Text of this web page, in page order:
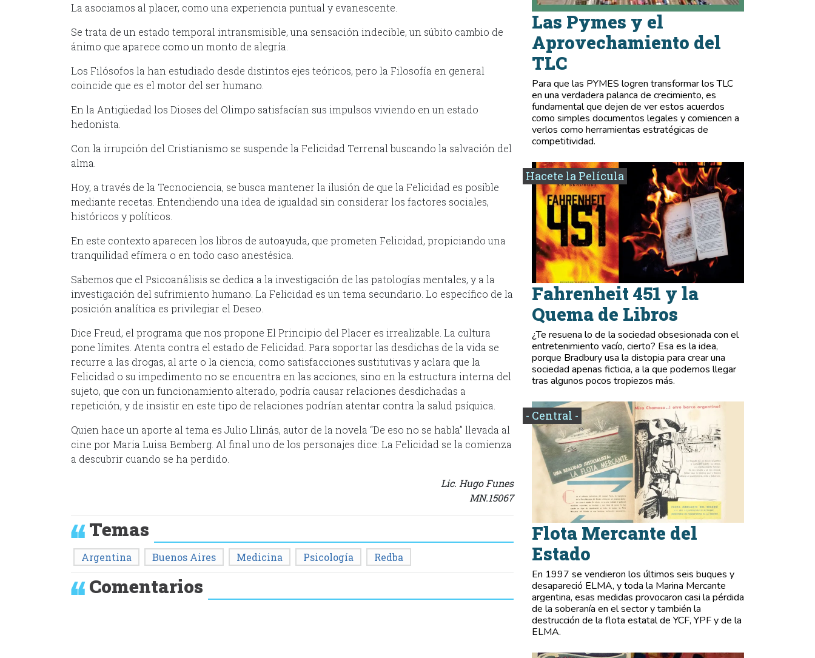
La asociamos al placer, como una experiencia puntual y evanescente.
Se trata de un estado temporal intransmisible, una sensación indecible, un súbito cambio de
ánimo que aparece como un monto de alegría.
Los Filósofos la han estudiado desde distintos ejes teóricos, pero la Filosofía en general
coincide que es el motor del ser humano.
En la Antigüedad los Dioses del Olimpo satisfacían sus impulsos viviendo en un estado
hedonista.
Con la irrupción del Cristianismo se suspende la Felicidad Terrenal buscando la salvación del
alma.
Hoy, a través de la Tecnociencia, se busca mantener la ilusión de que la Felicidad es posible
mediante recetas. Entendiendo una idea de igualdad sin considerar los factores sociales,
históricos y políticos.
En este contexto aparecen los libros de autoayuda, que prometen Felicidad, propiciando una
tranquilidad efímera o en todo caso anestésica.
Sabemos que el Psicoanálisis se dedica a la investigación de las patologías mentales, y a la
investigación del sufrimiento humano. La Felicidad es un tema secundario. Lo específico de la
posición analítica es privilegiar el Deseo.
Dice Freud, el programa que nos propone El Principio del Placer es irrealizable. La cultura
pone límites. Atenta contra el estado de Felicidad. Para soportar las desdichas de la vida se
recurre a las drogas, al arte o la ciencia, como satisfacciones sustitutivas y aclara que la
Felicidad o su impedimento no se encuentra en las acciones, sino en la estructura interna del
sujeto, que con un funcionamiento alterado, podría causar relaciones desdichadas a
repetición, y de insistir en este tipo de relaciones podrían atentar contra la salud psíquica.
Quien hace un aporte al tema es Julio Llinás, autor de la novela “De eso no se habla” llevada al
cine por Maria Luisa Bemberg. Al final uno de los personajes dice: La Felicidad se la comienza
a descubrir cuando se ha perdido.
Lic. Hugo Funes
MN.15067
Temas
Argentina Buenos Aires Medicina Psicología Redba
Comentarios
Las Pymes y el
Aprovechamiento del
TLC
Para que las PYMES logren transformar los TLC
en una verdadera palanca de crecimiento, es
fundamental que dejen de ver estos acuerdos
como simples documentos legales y comiencen a
verlos como herramientas estratégicas de
competitividad.
Hacete la Película
Fahrenheit 451 y la
Quema de Libros
¿Te resuena lo de la sociedad obsesionada con el
entretenimiento vacío, cierto? Esa es la idea,
porque Bradbury usa la distopia para crear una
sociedad apenas ficticia, a la que podemos llegar
tras algunos pocos tropiezos más.
- Central -
Flota Mercante del
Estado
En 1997 se vendieron los últimos seis buques y
desapareció ELMA, y toda la Marina Mercante
argentina, esas medidas provocaron casi la pérdida
de la soberanía en el sector y también la
destrucción de la flota estatal de YCF, YPF y de la
ELMA.